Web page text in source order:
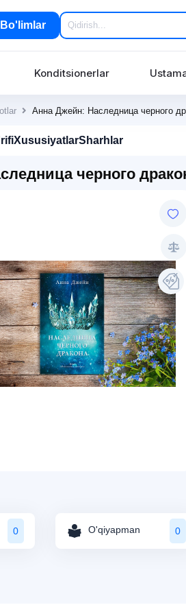
Bo'limlar
Konditsionerlar
Анна Джейн: Наследница черного
XususiyatlarSharhlar
черного
0 O'qiyapman 0